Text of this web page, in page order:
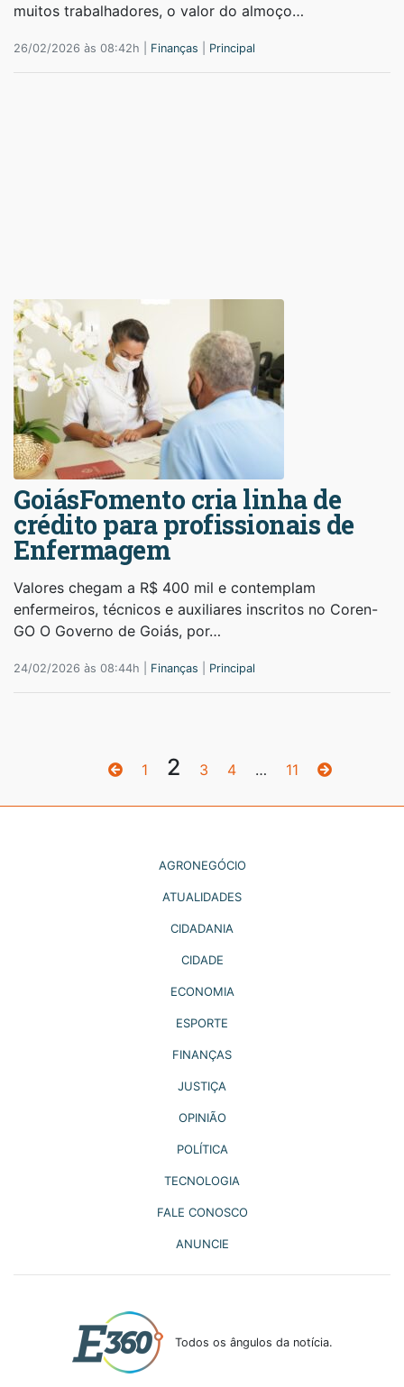
muitos trabalhadores, o valor do almoço…
26/02/2026 às 08:42h | Finanças Principal
GoiásFomento cria linha de
crédito para profissionais de
Enfermagem
Valores chegam a R$ 400 mil e contemplam
enfermeiros, técnicos e auxiliares inscritos no Coren-
GO O Governo de Goiás, por…
24/02/2026 às 08:44h | Finanças Principal
1 2 3 4 … 11
AGRONEGÓCIO
ATUALIDADES
CIDADANIA
CIDADE
ECONOMIA
ESPORTE
FINANÇAS
JUSTIÇA
OPINIÃO
POLÍTICA
TECNOLOGIA
FALE CONOSCO
ANUNCIE
Todos os ângulos da notícia.